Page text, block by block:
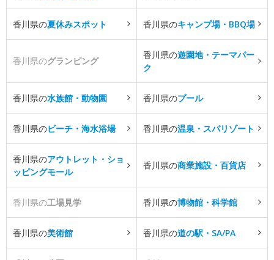
香川県の夏休みスポット 香川県のキャンプ場・BBQ場
香川県のグランピング
香川県の遊園地・テーマパー
ク
香川県の水族館・動物園 香川県のプール
香川県のビーチ・海水浴場 香川県の温泉・スパリゾート
香川県のアウトレット・ショ
ッピングモール
香川県の商業施設・百貨店
香川県の工場見学 香川県の博物館・科学館
香川県の美術館 香川県の道の駅・SA/PA